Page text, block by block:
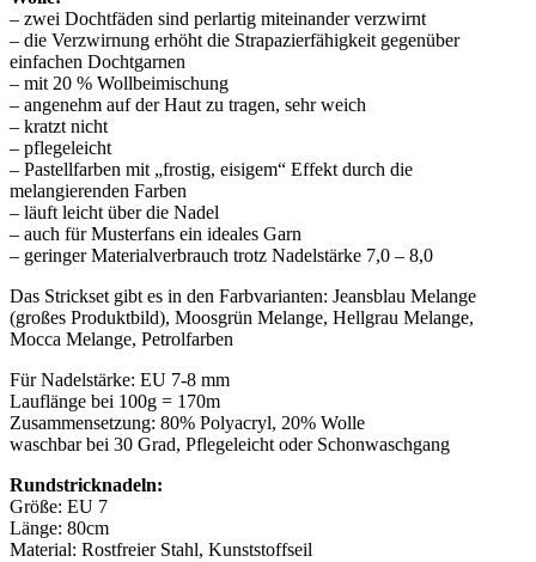
– zwei Dochtfäden sind perlartig miteinander verzwirnt
– die Verzwirnung erhöht die Strapazierfähigkeit gegenüber
einfachen Dochtgarnen
– mit 20 % Wollbeimischung
– angenehm auf der Haut zu tragen, sehr weich
– kratzt nicht
– pflegeleicht
– Pastellfarben mit „frostig, eisigem“ Effekt durch die
melangierenden Farben
– läuft leicht über die Nadel
– auch für Musterfans ein ideales Garn
– geringer Materialverbrauch trotz Nadelstärke 7,0 – 8,0
Das Strickset gibt es in den Farbvarianten: Jeansblau Melange
(großes Produktbild), Moosgrün Melange, Hellgrau Melange,
Mocca Melange, Petrolfarben
Für Nadelstärke: EU 7-8 mm
Lauflänge bei 100g = 170m
Zusammensetzung: 80% Polyacryl, 20% Wolle
waschbar bei 30 Grad, Pflegeleicht oder Schonwaschgang
Rundstricknadeln:
Größe: EU 7
Länge: 80cm
Material: Rostfreier Stahl, Kunststoffseil